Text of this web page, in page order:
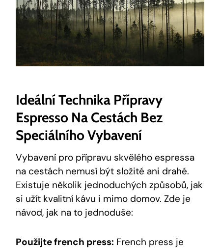
Ideální Technika Přípravy
Espresso Na Cestách Bez
Speciálního Vybavení
Vybavení pro přípravu skvělého espressa
na cestách nemusí být složité ani drahé.
Existuje několik jednoduchých způsobů, jak
si užít kvalitní kávu i mimo domov. Zde je
návod, jak na to jednoduše:
Použijte french press: French press je